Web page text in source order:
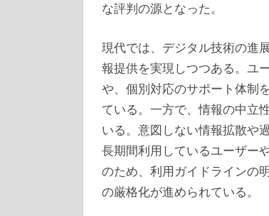
な評判の源となった。
現代では、デジタル技術の進
報提供を実現しつつある。ユ
や、個別対応のサポート体制
ている。一方で、情報の中立
いる。意図しない情報拡散や
長期間利用しているユーザー
のため、利用ガイドラインの
の厳格化が進められている。